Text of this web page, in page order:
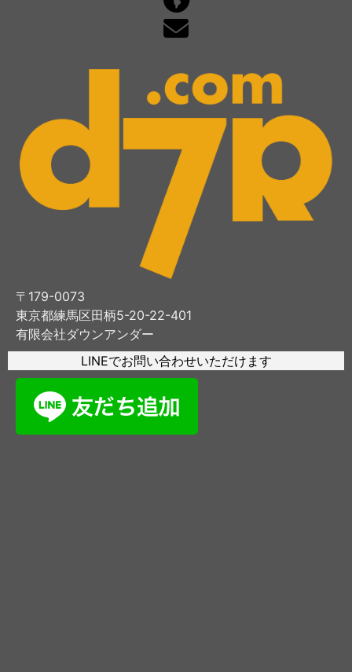
〒179-0073
東京都練馬区田柄5-20-22-401
有限会社ダウンアンダー
LINEでお問い合わせいただけます